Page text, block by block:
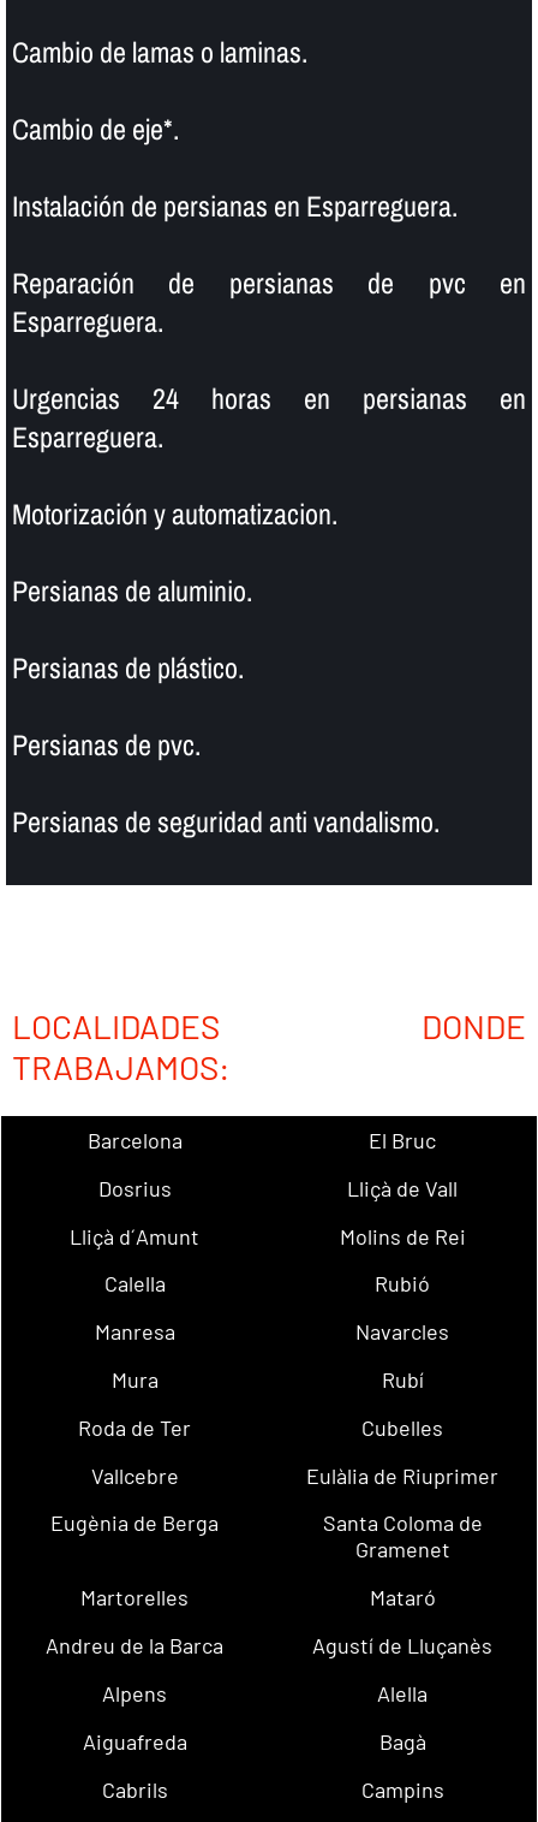
Cambio de lamas o laminas.
Cambio de eje*.
Instalación de persianas en Esparreguera.
Reparación de persianas de pvc en
Esparreguera.
Urgencias 24 horas en persianas en
Esparreguera.
Motorización y automatizacion.
Persianas de aluminio.
Persianas de plástico.
Persianas de pvc.
Persianas de seguridad anti vandalismo.
LOCALIDADES DONDE
TRABAJAMOS:
Barcelona
El Bruc
Dosrius
Lliçà de Vall
Lliçà d´Amunt
Molins de Rei
Calella
Rubió
Manresa
Navarcles
Mura
Rubí
Roda de Ter
Cubelles
Vallcebre
Eulàlia de Riuprimer
Eugènia de Berga
Santa Coloma de
Gramenet
Martorelles
Mataró
Andreu de la Barca
Agustí de Lluçanès
Alpens
Alella
Aiguafreda
Bagà
Cabrils
Campins